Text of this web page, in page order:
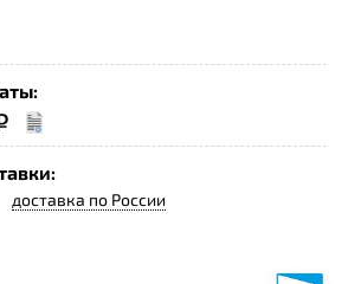
доставка по России